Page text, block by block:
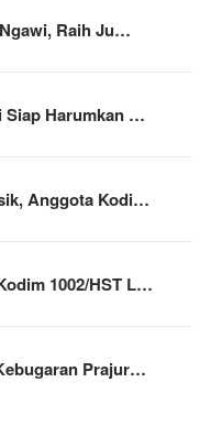
Raih Ju…
Siap Harumkan …
Anggota Kodi…
1002/HST L…
Prajur…